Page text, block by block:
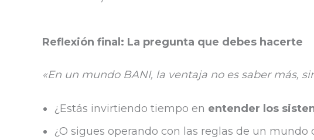
Reflexión final: La pregunta que debes hacerte
«En un mundo BANI, la ventaja no es saber más,
¿Estás invirtiendo tiempo en entender los
¿O sigues operando con las reglas de un mundo